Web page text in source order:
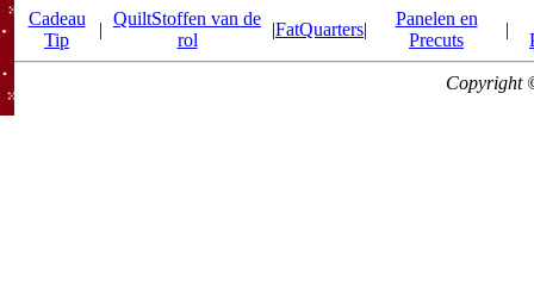
Cadeau
Tip
|
QuiltStoffen van de
rol
|FatQuarters|
Panelen en
Precuts
|
Copyright